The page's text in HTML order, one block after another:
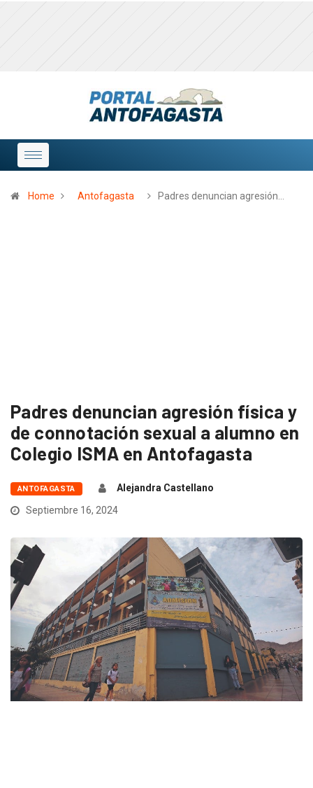
Home Antofagasta Padres denuncian agresión…
Padres denuncian agresión física y
de connotación sexual a alumno en
Colegio ISMA en Antofagasta
ANTOFAGASTA
Alejandra Castellano
Septiembre 16, 2024